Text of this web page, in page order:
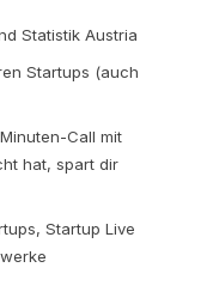
Statistik Austria
Startups (auch
Call mit
hat, spart dir
Startup Live